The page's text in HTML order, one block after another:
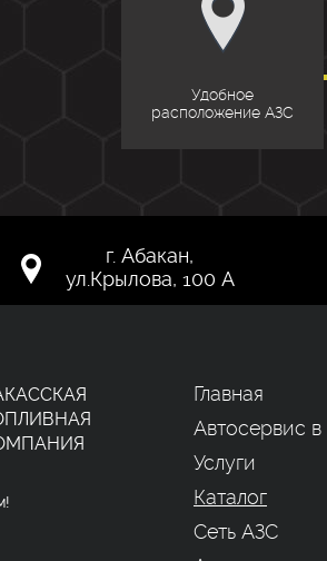
Удобное
расположение АЗС
г. Абакан,
ул.Крылова, 100 А
Главная
Автосервис
Услуги
Каталог
Сеть АЗС